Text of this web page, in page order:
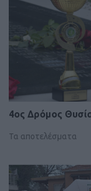
4ος Δρόμος
Τα αποτελέσματα